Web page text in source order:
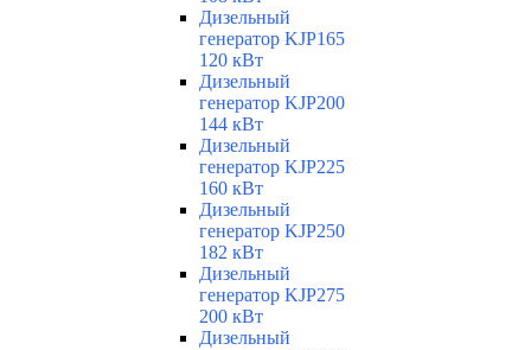
Дизельный
генератор KJP165
120 кВт
Дизельный
генератор KJP200
144 кВт
Дизельный
генератор KJP225
160 кВт
Дизельный
генератор KJP250
182 кВт
Дизельный
генератор KJP275
200 кВт
Дизельный